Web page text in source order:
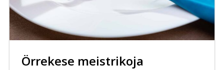
Örrekese meistrikoja